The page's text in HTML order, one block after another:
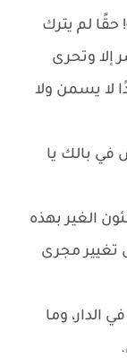
حقًا لم يترك
إلا وتحرى
لا يسمن ولا
في بالك يا
الغير بهذه
تغيير مجرى
الدار، وما